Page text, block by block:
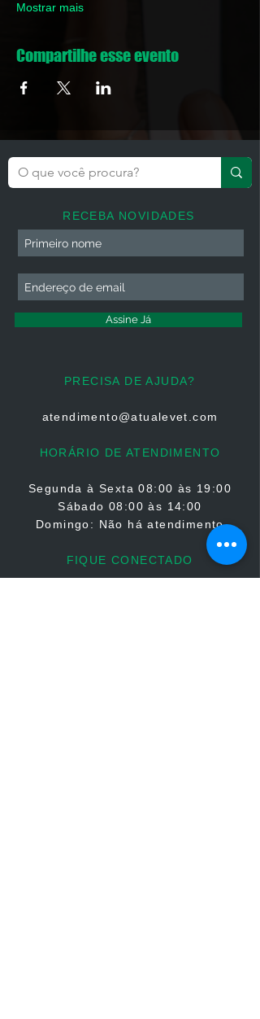
Mostrar mais
Compartilhe esse evento
RECEBA NOVIDADES
Assine Já
PRECISA DE AJUDA?
atendimento@atualevet.com
HORÁRIO DE ATENDIMENTO
Segunda à Sexta08:00 às 19:00
Sábado 08:00 às 14:00
Domingo: Não há atendimento
FIQUE CONECTADO